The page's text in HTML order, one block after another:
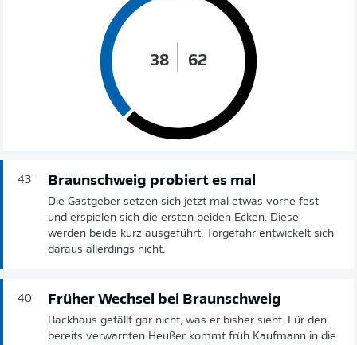
38 62
43' Braunschweig probiert es mal
Die Gastgeber setzen sich jetzt mal etwas vorne fest
und erspielen sich die ersten beiden Ecken. Diese
werden beide kurz ausgeführt, Torgefahr entwickelt sich
daraus allerdings nicht.
40' Früher Wechsel bei Braunschweig
Backhaus gefällt gar nicht, was er bisher sieht. Für den
bereits verwarnten Heußer kommt früh Kaufmann in die